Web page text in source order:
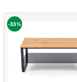
-33%